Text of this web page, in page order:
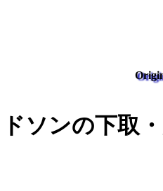
ソンの下取